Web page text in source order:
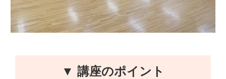
▼ 講座のポイント